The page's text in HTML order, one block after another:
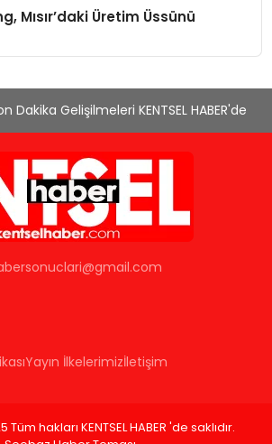
Mısır’daki Üretim Üssünü
Dakika Gelişilmeleri KENTSEL HABER'de
Yayın İlkelerimizİletişim
hakları KENTSEL HABER 'de saklıdır.